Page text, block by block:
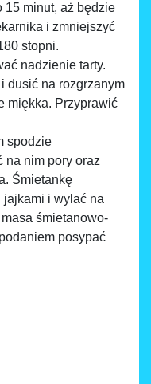
15 minut, aż będzie
i zmniejszyć
stopni.
nadzienie tarty.
dusić na rozgrzanym
miękka. Przyprawić
spodzie
na nim pory oraz
Śmietankę
jajkami i wylać na
śmietanowo-
posypać